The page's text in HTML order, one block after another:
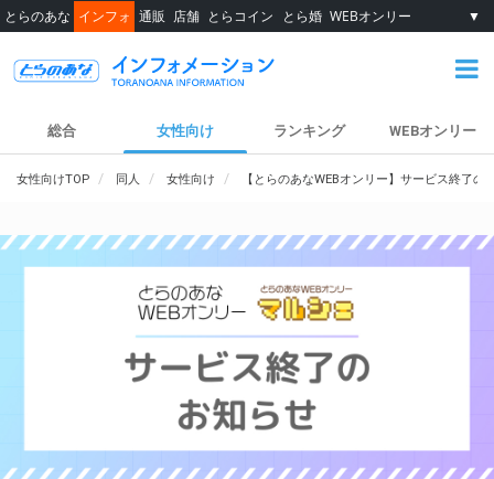
とらのあな インフォ 通販 店舗 とらコイン とら婚 WEBオンリー ▼
総合 女性向け ランキング WEBオンリー
女性向けTOP 同人 女性向け 【とらのあなWEBオンリー】サービス終了の